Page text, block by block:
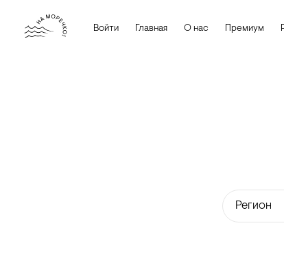
Войти Главная О нас Премиум
Регион